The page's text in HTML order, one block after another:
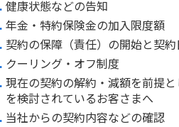
各種サービス・お知らせ
かんぽプラチナライフサービ
ご契約のしおり・約款（
保険用語集
保険用語集
お問い合わせ
かんぽアプリ～かんぽの健
すこやか健康ラボ
かんぽ生命のサステナビリ
健康状態などの告知
年金・特約保険金の加入限度額
契約の保障（責任）の開始と契約
クーリング・オフ制度
現在の契約の解約・減額を前提
を検討されているお客さまへ
当社からの契約内容などの確認